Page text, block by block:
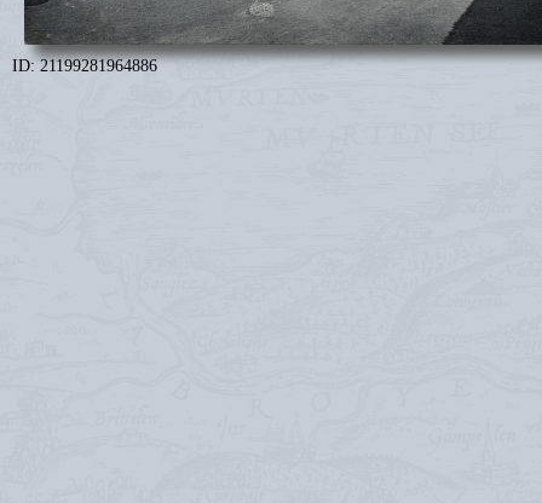
ID: 21199281964886